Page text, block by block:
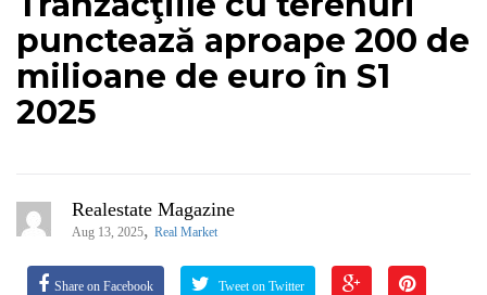
punctează aproape 200 de
milioane de euro în S1
2025
Realestate Magazine
Aug 13, 2025, Real Market
Share on Facebook Tweet on Twitter